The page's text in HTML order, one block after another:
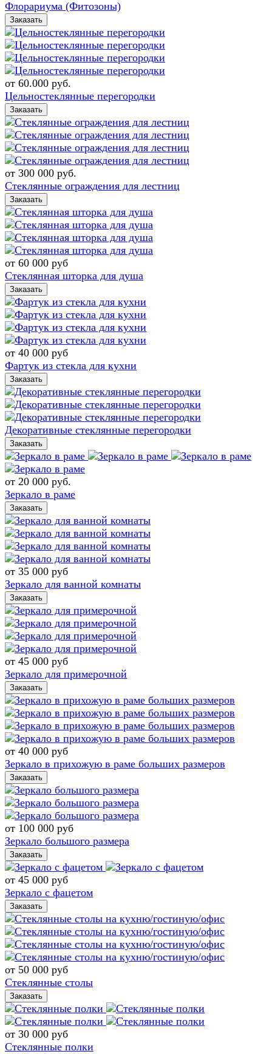
Флорариума (Фитозоны)
Заказать
от 60.000 руб.
Цельностеклянные перегородки
Заказать
от 300 000 руб.
Стеклянные ограждения для лестниц
Заказать
от 60 000 руб
Стеклянная шторка для душа
Заказать
от 40 000 руб
Фартук из стекла для кухни
Заказать
Декоративные стеклянные перегородки
Заказать
от 20 000 руб.
Зеркало в раме
Заказать
от 35 000 руб
Зеркало для ванной комнаты
Заказать
от 45 000 руб
Зеркало для примерочной
Заказать
от 40 000 руб
Зеркало в прихожую в раме больших размеров
Заказать
от 100 000 руб
Зеркало большого размера
Заказать
от 45 000 руб
Зеркало с фацетом
Заказать
от 50 000 руб
Стеклянные столы
Заказать
от 30 000 руб
Стеклянные полки